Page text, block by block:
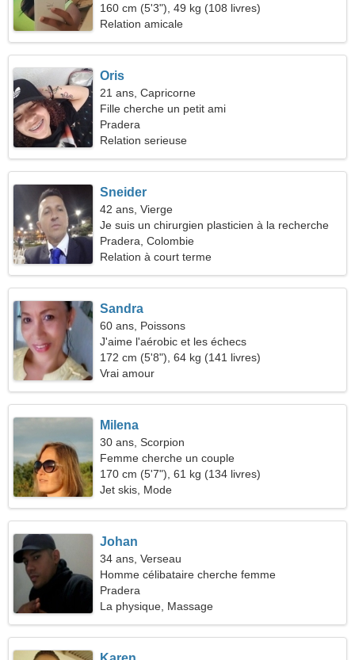
160 cm (5'3"), 49 kg (108 livres)
Relation amicale
Oris
21 ans, Capricorne
Fille cherche un petit ami
Pradera
Relation serieuse
Sneider
42 ans, Vierge
Je suis un chirurgien plasticien à la recherche
d'une femme merveilleuse
Pradera, Colombie
Relation à court terme
Sandra
60 ans, Poissons
J'aime l'aérobic et les échecs
172 cm (5'8"), 64 kg (141 livres)
Vrai amour
Milena
30 ans, Scorpion
Femme cherche un couple
170 cm (5'7"), 61 kg (134 livres)
Jet skis, Mode
Johan
34 ans, Verseau
Homme célibataire cherche femme
Pradera
La physique, Massage